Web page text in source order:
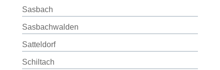
Sasbach
Sasbachwalden
Satteldorf
Schiltach